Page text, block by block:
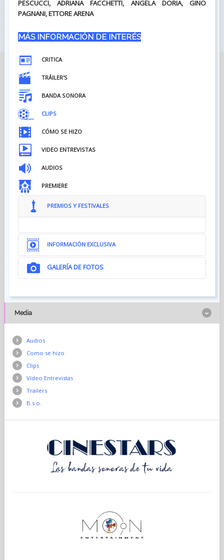
PESCUCCI, ADRIANA FACCHETTI, ANGELA DORIA, GINO
PAGNANI, ETTORE ARENA
MÁS INFORMACIÓN DE INTERÉS
CRITICA
TRÁILER'S
BANDA SONORA
CLIPS
CÓMO SE HIZO
VIDEO ENTREVISTAS
AUDIOS
PREMIERE
PREMIOS Y FESTIVALES
INFORMACIÓN EXCLUSIVA
GALERÍA DE FOTOS
Media
Audios
Como se hizo
Clips
Vídeo Entrevistas
Trailers
B.s.o.